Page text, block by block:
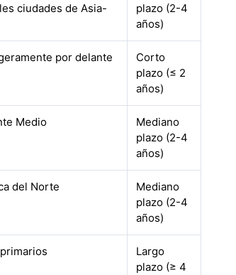
ciudades de Asia-
plazo (2-4
años)
por delante
Corto
plazo (≤ 2
años)
Medio
Mediano
plazo (2-4
años)
del Norte
Mediano
plazo (2-4
años)
Largo
plazo (≥ 4